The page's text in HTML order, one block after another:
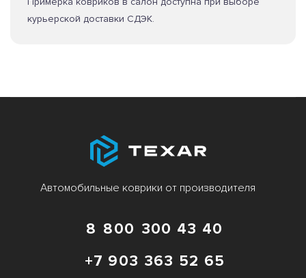
курьерской доставки СДЭК.
Автомобильные коврики от производителя
8 800 300 43 40
+7 903 363 52 65